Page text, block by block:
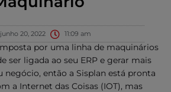
junho 20, 2022 11:09 am
por uma linha de maquinários
ser ligada ao seu ERP e gerar mais
negócio, então a Sisplan está pronta
a Internet das Coisas (IOT), mas